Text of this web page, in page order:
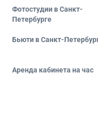
Фотостудии в Санкт-
Петербурге
Бьюти в Санкт-
Аренда кабинета на час